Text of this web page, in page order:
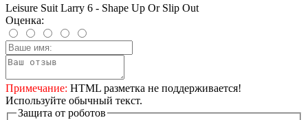
Leisure Suit Larry 6 - Shape Up Or Slip Out
Оценка:
Примечание: HTML разметка не поддерживается!
Используйте обычный текст.
Защита от роботов